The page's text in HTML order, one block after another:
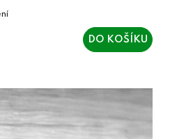
DO KOŠÍKU